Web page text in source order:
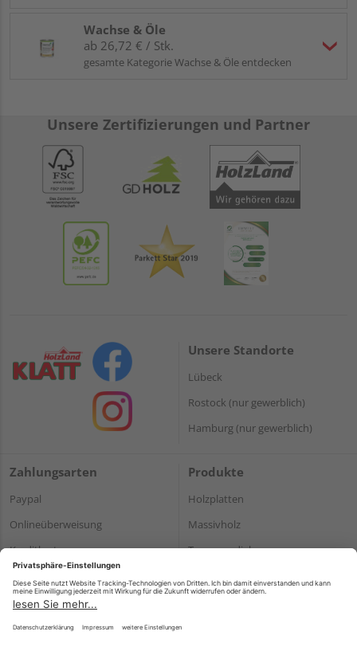
Wachse & Öle
ab 26,72 € / Stk.
gesamte Kategorie Wachse & Öle entdecken
Unsere Zertifizierungen und Partner
Unsere Standorte
Lübeck
Rostock (nur gewerblich)
Hamburg (nur gewerblich)
Zahlungsarten
Paypal
Onlineüberweisung
Kreditkarte
*Bonität vorausgesetzt
Produkte
Holzplatten
Massivholz
Terrassendielen